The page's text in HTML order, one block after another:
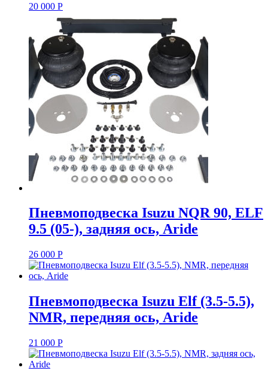
20 000 Р
Пневмоподвеска Isuzu NQR 90, ELF
9.5 (05-), задняя ось, Aride
26 000 Р
Пневмоподвеска Isuzu Elf (3.5-5.5),
NMR, передняя ось, Aride
21 000 Р